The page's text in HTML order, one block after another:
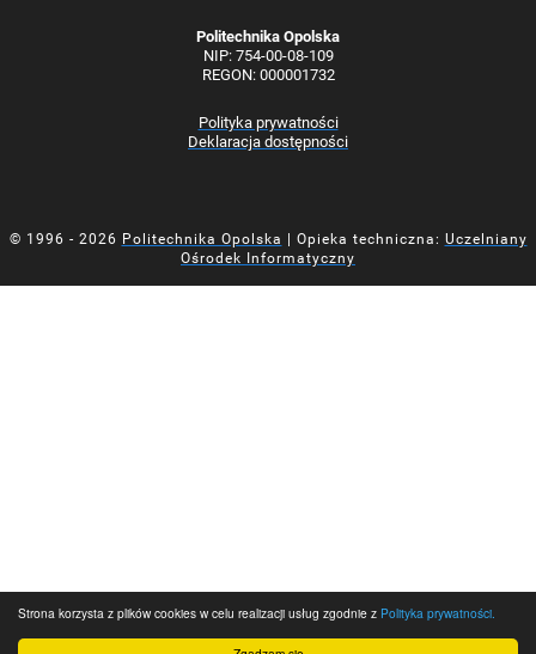
Strona korzysta z plików cookies w celu realizacji usług zgodnie z Polityka prywatności.
Politechnika Opolska
NIP: 754-00-08-109
REGON: 000001732
Polityka prywatności
Deklaracja dostępności
© 1996 - 2026 Politechnika Opolska | Opieka techniczna: Uczelniany
Ośrodek Informatyczny